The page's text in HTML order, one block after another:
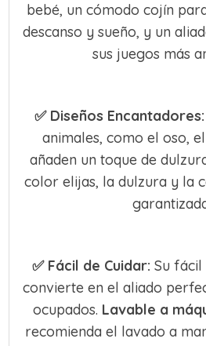
bebé, un cómodo cojín
descanso y sueño, y un
sus juegos más
✅ Diseños Encantadores:
animales, como el oso,
añaden un toque de
color elijas, la dulzura y la
✅ Fácil de Cuidar: Su
convierte en el aliado
ocupados. Lavable a
recomienda el lavado a